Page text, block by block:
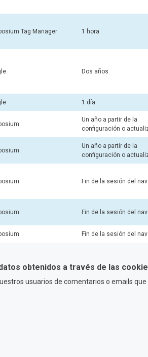
Tag Manager 1 hora
Dos años
1 día
Un año a partir de la
configuración o
Un año a partir de la
configuración o
Fin de la sesión del
Fin de la sesión del
Fin de la sesión del
obtenidos a través de las
usuarios de comentarios o emails